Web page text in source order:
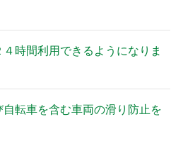
時間利用できるようになりま
自転車を含む車両の滑り防止を